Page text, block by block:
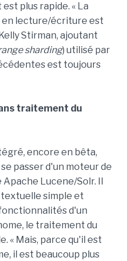
plus rapide. « La
en lecture/écriture est
Stirman, ajoutant
sharding) utilisé par
est toujours
traitement du
encore en bêta,
passer d'un moteur de
Lucene/Solr. Il
simple et
d'un
le traitement du
« Mais, parce qu'il est
il est beaucoup plus